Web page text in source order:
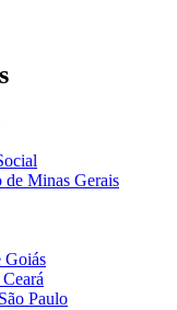
de Minas Gerais
Goiás
Paulo